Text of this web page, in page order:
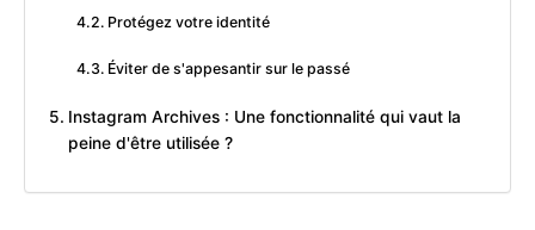
Protégez votre identité
Éviter de s'appesantir sur le passé
Instagram Archives : Une fonctionnalité qui vaut la
peine d'être utilisée ?